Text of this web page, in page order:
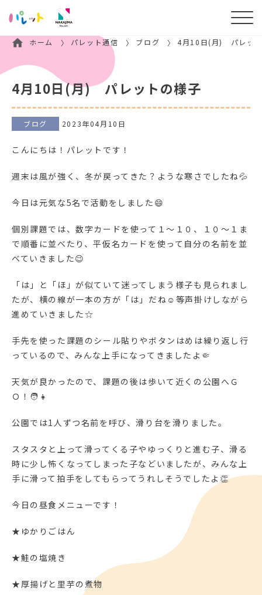
ホーム パレット通信 ブログ 4月10日(月) パレッ
4月10日(月) パレットの様子
ブログ 2023年04月10日
こんにちは！パレットです！
週末は風が強く、冬が戻ってきた？ような寒さでしたね💦
今日は元気な5名で活動をしました😄
個別課題では、数字カードを使って１～１０、１０～１ま
で順番に並べたり、平仮名カードを使って自分の名前を並
べていきました😉
「は」と「ほ」が似ていて迷ってしまう様子も見られまし
たが、横の線が一本の方が「は」だね☺等声掛けしながら
進めていきました☆
手先を使った課題のシール貼りやボタンはめは繰り返し行
っているので、みんな上手になってきましたよ🤏
天気が良かったので、課題の後は歩いて近くの公園へＧ
Ｏ！🧑👧
公園では1人ずつ名前を呼び、滑り台を滑りました。
スタスタと上って滑ってくる子やゆっくりと進む子、滑る
時に少し怖くなってしまった子などいましたが、みんな上
手に滑って拍手をしてもらってうれしそうでしたよ👏
今日の昼食メニューです！
★ゆかりごはん
★鮭の塩焼き
★厚揚げと里芋の煮物